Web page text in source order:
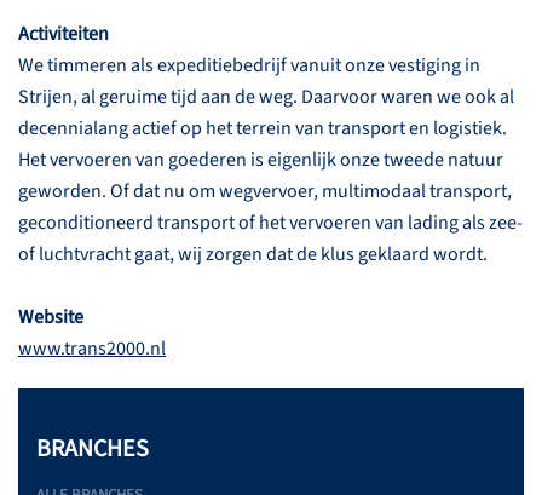
Activiteiten
We timmeren als expeditiebedrijf vanuit onze vestiging in
Strijen, al geruime tijd aan de weg. Daarvoor waren we ook al
decennialang actief op het terrein van transport en logistiek.
Het vervoeren van goederen is eigenlijk onze tweede natuur
geworden. Of dat nu om wegvervoer, multimodaal transport,
geconditioneerd transport of het vervoeren van lading als zee-
of luchtvracht gaat, wij zorgen dat de klus geklaard wordt.
Website
www.trans2000.nl
BRANCHES